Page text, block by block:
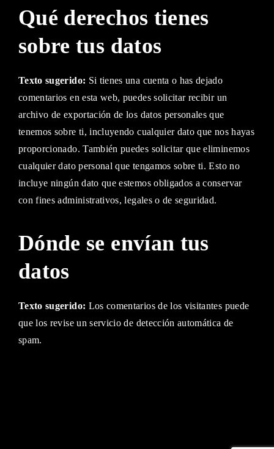
Qué derechos tienes
sobre tus datos
Texto sugerido: Si tienes una cuenta o has dejado
comentarios en esta web, puedes solicitar recibir un
archivo de exportación de los datos personales que
tenemos sobre ti, incluyendo cualquier dato que nos hayas
proporcionado. También puedes solicitar que eliminemos
cualquier dato personal que tengamos sobre ti. Esto no
incluye ningún dato que estemos obligados a conservar
con fines administrativos, legales o de seguridad.
Dónde se envían tus
datos
Texto sugerido: Los comentarios de los visitantes puede
que los revise un servicio de detección automática de
spam.